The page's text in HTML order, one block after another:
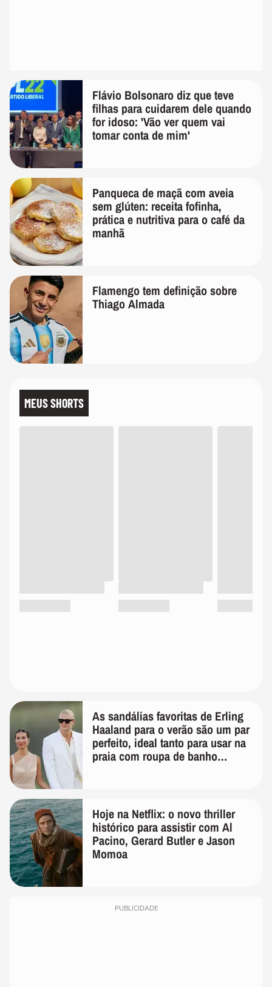
Flávio Bolsonaro diz que teve
filhas para cuidarem dele quando
for idoso: 'Vão ver quem vai
tomar conta de mim'
Panqueca de maçã com aveia
sem glúten: receita fofinha,
prática e nutritiva para o café da
manhã
Flamengo tem definição sobre
Thiago Almada
MEUS SHORTS
As sandálias favoritas de Erling
Haaland para o verão são um par
perfeito, ideal tanto para usar na
praia com roupa de banho
Hoje na Netflix: o novo thriller
histórico para assistir com Al
Pacino, Gerard Butler e Jason
Momoa
PUBLICIDADE